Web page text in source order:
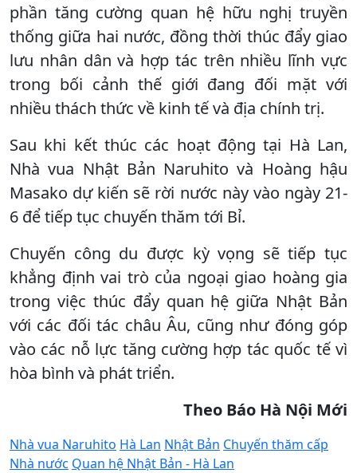
phần tăng cường quan hệ hữu nghị truyền
thống giữa hai nước, đồng thời thúc đẩy giao
lưu nhân dân và hợp tác trên nhiều lĩnh vực
trong bối cảnh thế giới đang đối mặt với
nhiều thách thức về kinh tế và địa chính trị.
Sau khi kết thúc các hoạt động tại Hà Lan,
Nhà vua Nhật Bản Naruhito và Hoàng hậu
Masako dự kiến sẽ rời nước này vào ngày 21-
6 để tiếp tục chuyến thăm tới Bỉ.
Chuyến công du được kỳ vọng sẽ tiếp tục
khẳng định vai trò của ngoại giao hoàng gia
trong việc thúc đẩy quan hệ giữa Nhật Bản
với các đối tác châu Âu, cũng như đóng góp
vào các nỗ lực tăng cường hợp tác quốc tế vì
hòa bình và phát triển.
Theo Báo Hà Nội Mới
Nhà vua Naruhito Hà Lan Nhật Bản Chuyến thăm cấp
Nhà nước Quan hệ Nhật Bản - Hà Lan